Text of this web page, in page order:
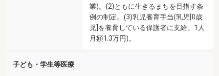
業)。(2)ともに生きるまちを目指す条
例の制定。(3)乳児養育手当(乳児[0歳
児]を養育している保護者に支給。1人
月額1.3万円)。
子ども・学生等医療